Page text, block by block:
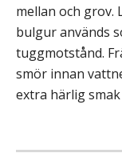
mellan och grov.
bulgur används
tuggmotstånd.
smör innan
extra härlig smak